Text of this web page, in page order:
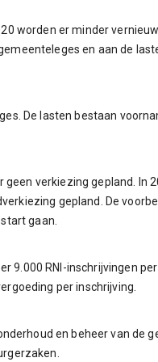
worden er minder
en aan de
De lasten bestaan
geen verkiezing gepland. In
gepland. De
gaan.
9.000 RNI-inschrijvingen
per inschrijving.
en beheer van de